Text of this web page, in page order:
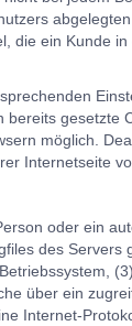
die ein Kunde
gesetzte
möglich.
Internetseite
oder ein
des Servers
über ein
Internet-